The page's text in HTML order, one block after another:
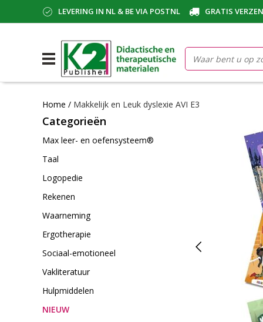
LEVERING IN NL & BE VIA POSTNL GRATIS
Home / Makkelijk en Leuk dyslexie AVI E3
Categorieën
Max leer- en oefensysteem®
Taal
Logopedie
Rekenen
Waarneming
Ergotherapie
Sociaal-emotioneel
Vakliteratuur
Hulpmiddelen
NIEUW